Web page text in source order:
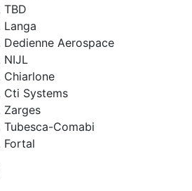
TBD
Langa
Dedienne Aerospace
NIJL
Chiarlone
Cti Systems
Zarges
Tubesca-Comabi
Fortal